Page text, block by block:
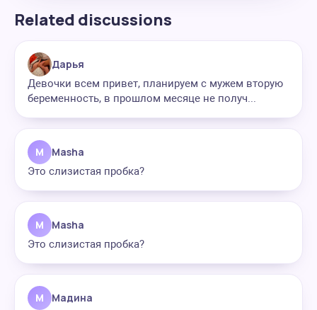
Related discussions
Дарья
Девочки всем привет, планируем с мужем вторую
беременность, в прошлом месяце не получ...
M Masha
Это слизистая пробка?
M Masha
Это слизистая пробка?
М Мадина